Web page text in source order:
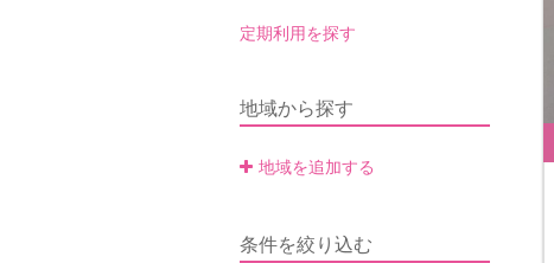
定期利用を探す
地域から探す
地域を追加する
条件を絞り込む